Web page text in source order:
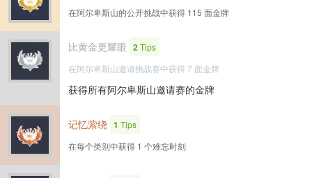
在阿尔卑斯山的公开挑战中获得 115 面金牌
比黄金更耀眼 2Tips
在阿尔卑斯山邀请挑战赛中获得 7 面金牌
获得所有阿尔卑斯山邀请赛的金牌
记忆萦绕 1 Tips
在每个类别中获得 1 个难忘时刻